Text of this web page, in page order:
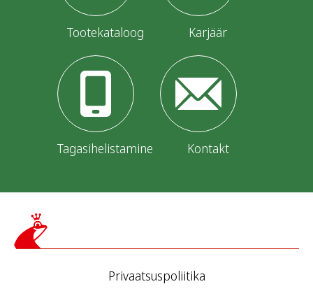
Tootekataloog Karjäär
Tagasihelistamine Kontakt
Privaatsuspoliitika